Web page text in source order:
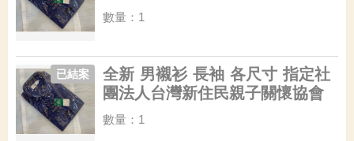
數量：1
全新 男襯衫 長袖 各尺寸 指定社
團法人台灣新住民親子關懷協會
已結案
數量：1